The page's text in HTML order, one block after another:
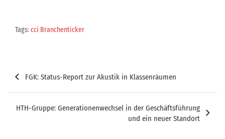
Tags:cci Branchenticker
Beitragsnavigation
FGK: Status-Report zur Akustik in Klassenräumen
HTH-Gruppe: Generationenwechsel in der Geschäftsführung
und ein neuer Standort